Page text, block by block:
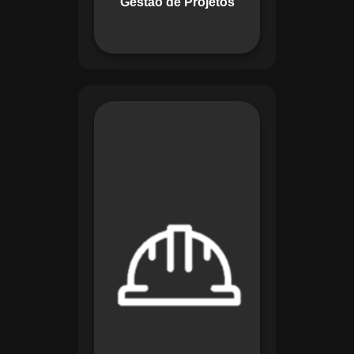
com eficiência.
Maestro organiza
registros de exames
e treinamentos,
automatiza alertas e
disponibiliza